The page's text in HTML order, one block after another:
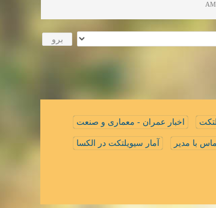
اخبار عمران - معماری و صنعت
با مدیر آمار سیویلتکت در الکسا